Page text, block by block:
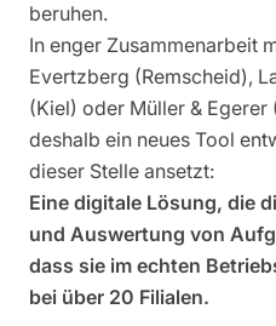
beruhen.
In enger Zusammenarbeit
Evertzberg (Remscheid),
(Kiel) oder Müller & Egerer
deshalb ein neues Tool
dieser Stelle ansetzt:
Eine digitale Lösung, die
und Auswertung von
dass sie im echten
bei über 20 Filialen.